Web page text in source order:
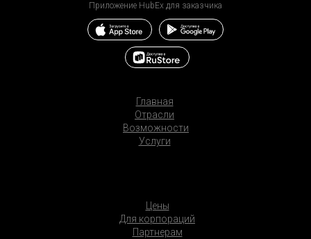
Цены
Для корпораций
Партнерам
Главная
Отрасли
Возможности
Услуги
Приложение HubEx для заказчика